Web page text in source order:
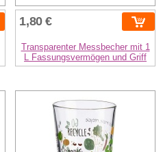
1,80 €
Transparenter Messbecher mit 1
L Fassungsvermögen und Griff